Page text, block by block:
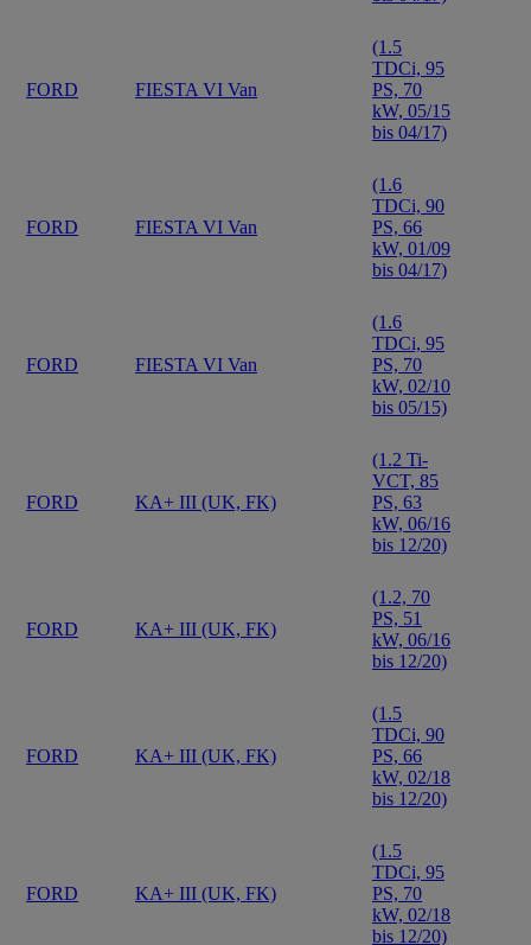
FORD FIESTA VI Van
(1.5
TDCi, 95
PS, 70
kW, 05/15
bis 04/17)
FORD FIESTA VI Van
(1.6
TDCi, 90
PS, 66
kW, 01/09
bis 04/17)
FORD FIESTA VI Van
(1.6
TDCi, 95
PS, 70
kW, 02/10
bis 05/15)
FORD KA+ III (UK, FK)
(1.2 Ti-
VCT, 85
PS, 63
kW, 06/16
bis 12/20)
FORD KA+ III (UK, FK)
(1.2, 70
PS, 51
kW, 06/16
bis 12/20)
FORD KA+ III (UK, FK)
(1.5
TDCi, 90
PS, 66
kW, 02/18
bis 12/20)
FORD KA+ III (UK, FK)
(1.5
TDCi, 95
PS, 70
kW, 02/18
bis 12/20)